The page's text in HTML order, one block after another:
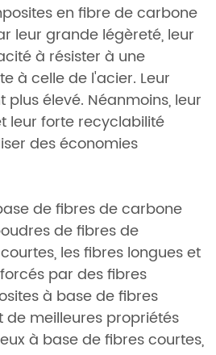
en fibre de carbone
leur grande légèreté, leur
à résister à une
à celle de l'acier. Leur
élevé. Néanmoins, leur
leur forte recyclabilité
des économies
de fibres de carbone
de fibres de
les fibres longues et
par des fibres
à base de fibres
de meilleures propriétés
à base de fibres courtes,